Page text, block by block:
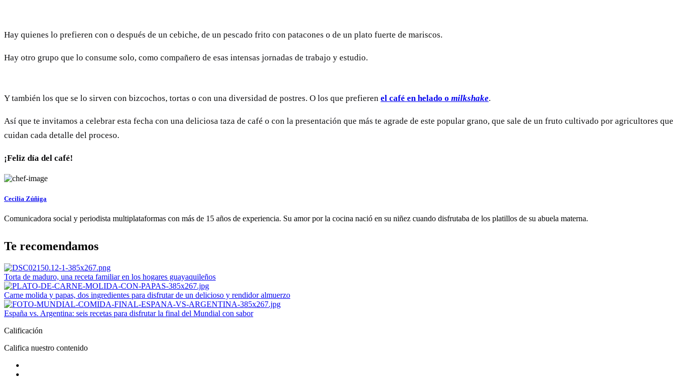
Hay quienes lo prefieren con o después de un cebiche, de un pescado frito con patacones o de un plato fuerte de mariscos.
Hay otro grupo que lo consume solo, como compañero de esas intensas jornadas de trabajo y estudio.
Y también los que se lo sirven con bizcochos, tortas o con una diversidad de postres. O los que prefieren el café en helado o milkshake.
Así que te invitamos a celebrar esta fecha con una deliciosa taza de café o con la presentación que más te agrade de este popular grano, que sale de un fruto cultivado por agricultores que
cuidan cada detalle del proceso.
¡Feliz día del café!
Cecilia Zúñiga
Comunicadora social y periodista multiplataformas con más de 15 años de experiencia. Su amor por la cocina nació en su niñez cuando disfrutaba de los platillos de su abuela materna.
Te recomendamos
Torta de maduro, una receta familiar en los hogares guayaquileños
Carne molida y papas, dos ingredientes para disfrutar de un delicioso y rendidor almuerzo
España vs. Argentina: seis recetas para disfrutar la final del Mundial con sabor
Calificación
Califica nuestro contenido